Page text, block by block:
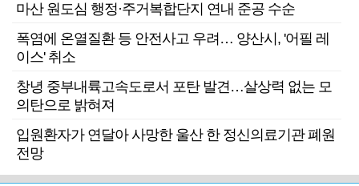
마산 원도심 행정·주거복합단지 연내 준공 수순
폭염에 온열질환 등 안전사고 우려… 양산시, '어필 레
이스' 취소
창녕 중부내륙고속도로서 포탄 발견…살상력 없는 모
의탄으로 밝혀져
입원환자가 연달아 사망한 울산 한 정신의료기관 폐원
전망